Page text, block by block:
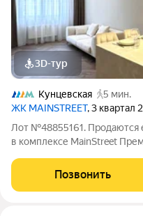
3D-тур
Кунцевская
5 мин.
ЖК MAINSTREET, 3 квартал
Лот №48855161. Продаются
в комплексе MainStreet
готовые к проживанию
великолепными видовыми
Позвонить